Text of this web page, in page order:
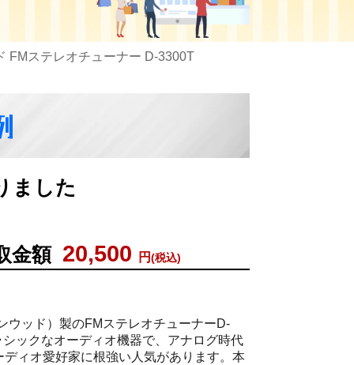
FMステレオチューナー D-3300T
ました
金額 20,500 円(税込)
ウッド）製のFMステレオチューナーD-
ックなオーディオ機器で、アナログ時代
ディオ愛好家に根強い人気があります。本